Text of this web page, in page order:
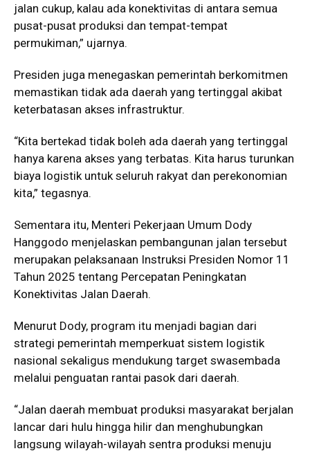
jalan cukup, kalau ada konektivitas di antara semua
pusat-pusat produksi dan tempat-tempat
permukiman,” ujarnya.
Presiden juga menegaskan pemerintah berkomitmen
memastikan tidak ada daerah yang tertinggal akibat
keterbatasan akses infrastruktur.
“Kita bertekad tidak boleh ada daerah yang tertinggal
hanya karena akses yang terbatas. Kita harus turunkan
biaya logistik untuk seluruh rakyat dan perekonomian
kita,” tegasnya.
Sementara itu, Menteri Pekerjaan Umum Dody
Hanggodo menjelaskan pembangunan jalan tersebut
merupakan pelaksanaan Instruksi Presiden Nomor 11
Tahun 2025 tentang Percepatan Peningkatan
Konektivitas Jalan Daerah.
Menurut Dody, program itu menjadi bagian dari
strategi pemerintah memperkuat sistem logistik
nasional sekaligus mendukung target swasembada
melalui penguatan rantai pasok dari daerah.
“Jalan daerah membuat produksi masyarakat berjalan
lancar dari hulu hingga hilir dan menghubungkan
langsung wilayah-wilayah sentra produksi menuju